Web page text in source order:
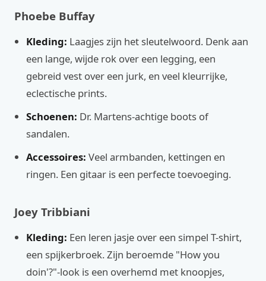
Phoebe Buffay
Kleding: Laagjes zijn het sleutelwoord. Denk aan
een lange, wijde rok over een legging, een
gebreid vest over een jurk, en veel kleurrijke,
eclectische prints.
Schoenen: Dr. Martens-achtige boots of
sandalen.
Accessoires: Veel armbanden, kettingen en
ringen. Een gitaar is een perfecte toevoeging.
Joey Tribbiani
Kleding: Een leren jasje over een simpel T-shirt,
een spijkerbroek. Zijn beroemde "How you
doin'?"-look is een overhemd met knoopjes,